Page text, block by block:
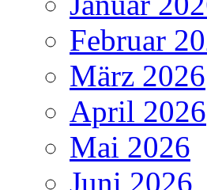
Februar
März 2026
April 2026
Mai 2026
Juni 2026